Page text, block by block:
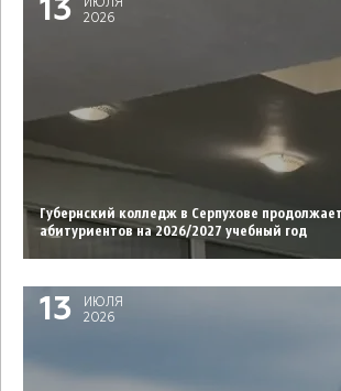
13
ИЮЛЯ
2026
Губернский колледж в Серпухове
абитуриентов на 2026/2027 учебный год
13
ИЮЛЯ
2026